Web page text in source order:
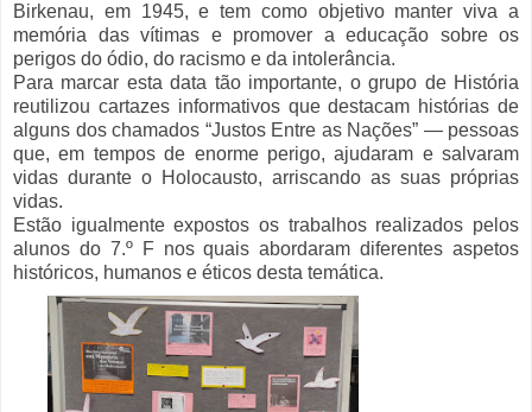
Birkenau, em 1945, e tem como objetivo manter viva a
memória das vítimas e promover a educação sobre os
perigos do ódio, do racismo e da intolerância.
Para marcar esta data tão importante, o grupo de História
reutilizou cartazes informativos que destacam histórias de
alguns dos chamados “Justos Entre as Nações” — pessoas
que, em tempos de enorme perigo, ajudaram e salvaram
vidas durante o Holocausto, arriscando as suas próprias
vidas.
Estão igualmente expostos os trabalhos realizados pelos
alunos do 7.º F nos quais abordaram diferentes aspetos
históricos, humanos e éticos desta temática.